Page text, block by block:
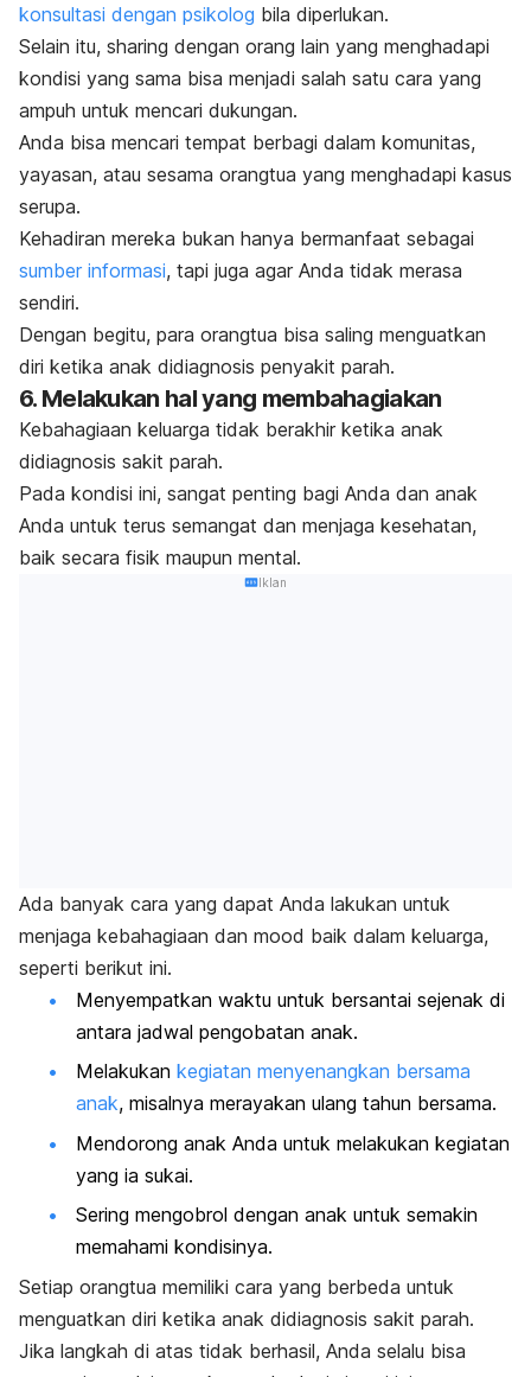
konsultasi dengan psikolog bila diperlukan.
Selain itu, sharing dengan orang lain yang menghadapi
kondisi yang sama bisa menjadi salah satu cara yang
ampuh untuk mencari dukungan.
Anda bisa mencari tempat berbagi dalam komunitas,
yayasan, atau sesama orangtua yang menghadapi kasus
serupa.
Kehadiran mereka bukan hanya bermanfaat sebagai
sumber informasi, tapi juga agar Anda tidak merasa
sendiri.
Dengan begitu, para orangtua bisa saling menguatkan
diri ketika anak didiagnosis penyakit parah.
6. Melakukan hal yang membahagiakan
Kebahagiaan keluarga tidak berakhir ketika anak
didiagnosis sakit parah.
Pada kondisi ini, sangat penting bagi Anda dan anak
Anda untuk terus semangat dan menjaga kesehatan,
baik secara fisik maupun mental.
Iklan
Ada banyak cara yang dapat Anda lakukan untuk
menjaga kebahagiaan dan mood baik dalam keluarga,
seperti berikut ini.
Menyempatkan waktu untuk bersantai sejenak di
antara jadwal pengobatan anak.
Melakukan kegiatan menyenangkan bersama
anak, misalnya merayakan ulang tahun bersama.
Mendorong anak Anda untuk melakukan kegiatan
yang ia sukai.
Sering mengobrol dengan anak untuk semakin
memahami kondisinya.
Setiap orangtua memiliki cara yang berbeda untuk
menguatkan diri ketika anak didiagnosis sakit parah.
Jika langkah di atas tidak berhasil, Anda selalu bisa